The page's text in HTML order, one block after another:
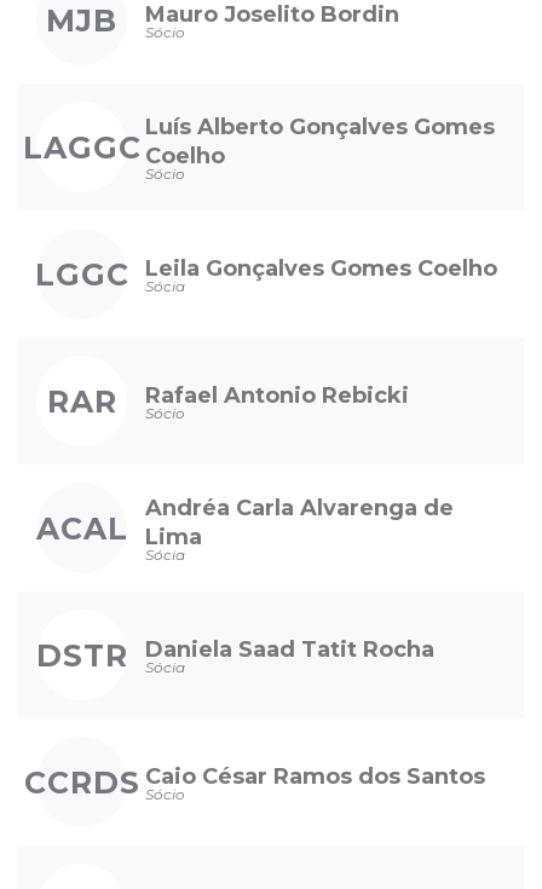
MJB Mauro Joselito Bordin
Sócio
LAGGC
Luís Alberto Gonçalves Gomes
Coelho
Sócio
LGGC Leila Gonçalves Gomes Coelho
Sócia
RAR Rafael Antonio Rebicki
Sócio
ACAL
Andréa Carla Alvarenga de
Lima
Sócia
DSTR Daniela Saad Tatit Rocha
Sócia
CCRDS Caio César Ramos dos Santos
Sócio